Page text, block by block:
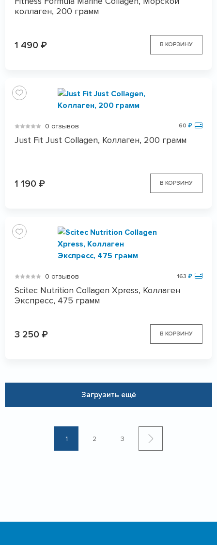
коллаген, 200 грамм
1 490 ₽ В КОРЗИНУ
0 отзывов 60 ₽
Just Fit Just Collagen, Коллаген, 200 грамм
1 190 ₽ В КОРЗИНУ
0 отзывов 163 ₽
Scitec Nutrition Collagen Xpress, Коллаген
Экспресс, 475 грамм
3 250 ₽ В КОРЗИНУ
Загрузить ещё
1 2 3